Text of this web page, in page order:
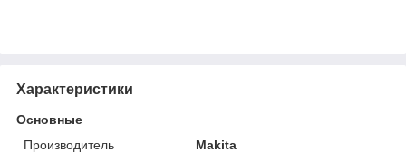
Характеристики
Основные
Производитель
Makita